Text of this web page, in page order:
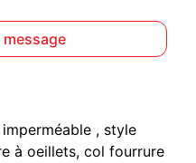
, style
à oeillets, col fourrure